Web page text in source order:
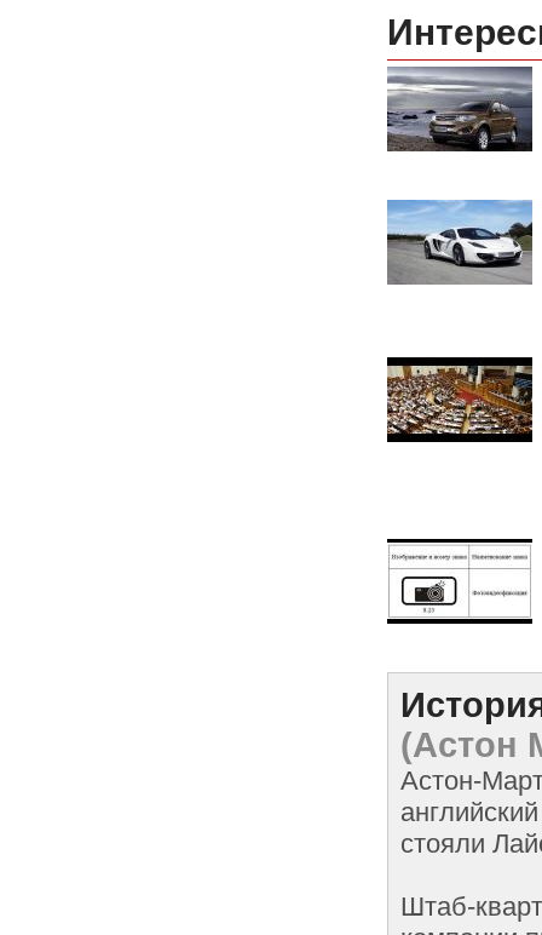
(Астон
Астон-
стояли
Штаб-